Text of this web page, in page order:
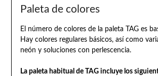
Paleta de colores
El número de colores de la paleta TAG es
Hay colores regulares básicos, así como
neón y soluciones con perlescencia.
La paleta habitual de TAG incluye los